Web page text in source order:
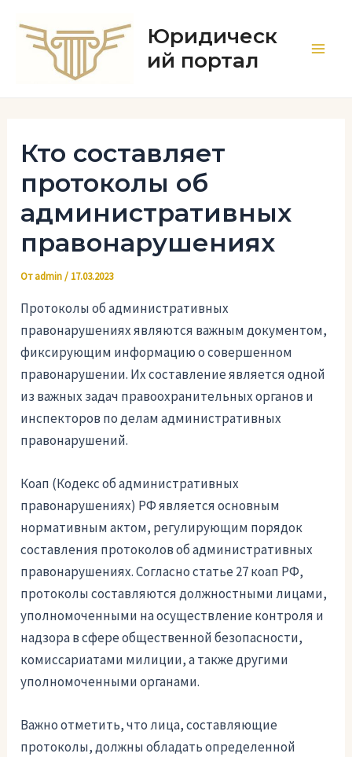
содержимому
Юридическ
ий портал
Кто составляет
протоколы об
административных
правонарушениях
Отadmin/ 17.03.2023
Протоколы об административных
правонарушениях являются важным документом,
фиксирующим информацию о совершенном
правонарушении. Их составление является одной
из важных задач правоохранительных органов и
инспекторов по делам административных
правонарушений.
Коап (Кодекс об административных
правонарушениях) РФ является основным
нормативным актом, регулирующим порядок
составления протоколов об административных
правонарушениях. Согласно статье 27 коап РФ,
протоколы составляются должностными лицами,
уполномоченными на осуществление контроля и
надзора в сфере общественной безопасности,
комиссариатами милиции, а также другими
уполномоченными органами.
Важно отметить, что лица, составляющие
протоколы, должны обладать определенной